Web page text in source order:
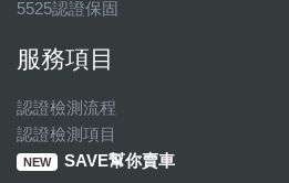
5525認證保固
服務項目
認證檢測流程
認證檢測項目
NEW SAVE幫你賣車